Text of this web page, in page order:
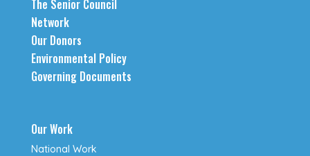
The Senior Council
Network
Our Donors
Environmental Policy
Governing Documents
Our Work
National Work